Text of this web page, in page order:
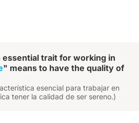
essential trait for working in
" means to have the quality of
esencial para trabajar en
tener la calidad de ser sereno.)